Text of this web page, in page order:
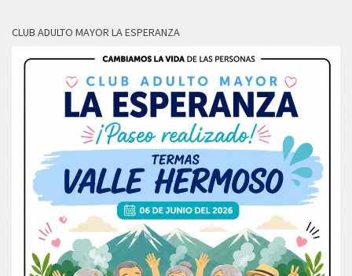
CLUB ADULTO MAYOR LA ESPERANZA